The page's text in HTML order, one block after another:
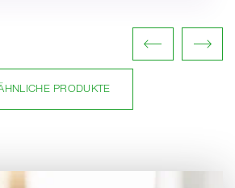
PRODUKTE